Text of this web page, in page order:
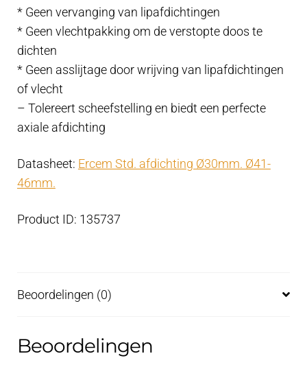
* Geen vervanging van lipafdichtingen
* Geen vlechtpakking om de verstopte doos te
dichten
* Geen asslijtage door wrijving van lipafdichtingen
of vlecht
– Tolereert scheefstelling en biedt een perfecte
axiale afdichting
Datasheet: Ercem Std. afdichting Ø30mm. Ø41-
46mm.
Product ID: 135737
Beoordelingen (0)
Beoordelingen